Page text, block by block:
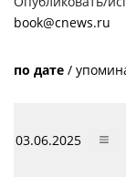
book@cnews.ru
по дате /
03.06.2025